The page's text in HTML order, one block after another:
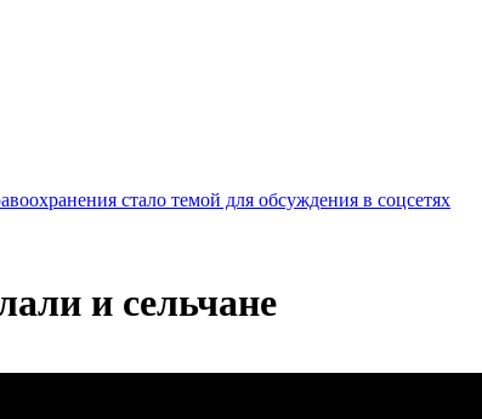
стало темой для обсуждения в соцсетях
и сельчане